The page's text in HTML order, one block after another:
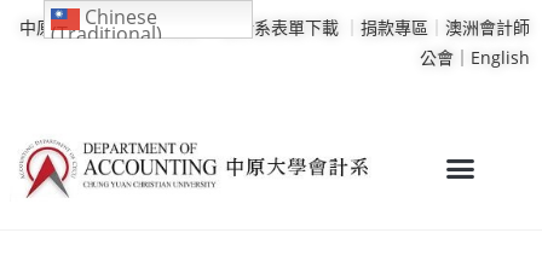
中原大學｜學校行事曆 會計系表單下載 ｜ 捐款專區 ｜ 澳洲會計師
公會｜ English
Chinese
(Traditional)